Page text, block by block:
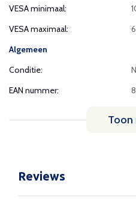
VESA minimaal:
VESA maximaal:
Algemeen
Conditie:
EAN nummer:
Toon
Reviews